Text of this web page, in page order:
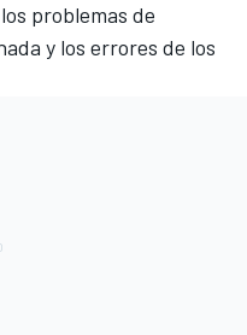
problemas de
y los errores de los